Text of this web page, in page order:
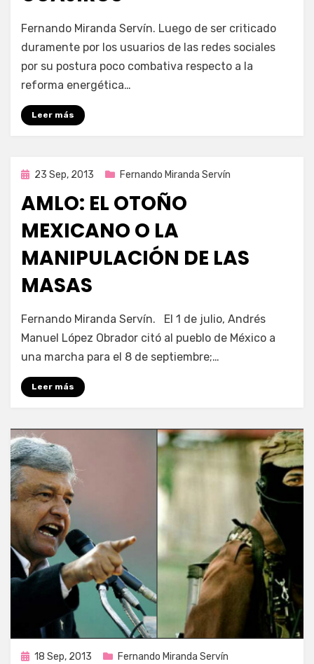
Enrique
Fernando Miranda Servín. Luego de ser criticado
duramente por los usuarios de las redes sociales
por su postura poco combativa respecto a la
reforma energética…
Leer más
Publicada
23 Sep, 2013 Fernando Miranda Servín
AMLO: EL OTOÑO
MEXICANO O LA
MANIPULACIÓN DE LAS
MASAS
Enrique
Fernando Miranda Servín. El 1 de julio, Andrés
Manuel López Obrador citó al pueblo de México a
una marcha para el 8 de septiembre;…
Leer más
Publicada
18 Sep, 2013 Fernando Miranda Servín